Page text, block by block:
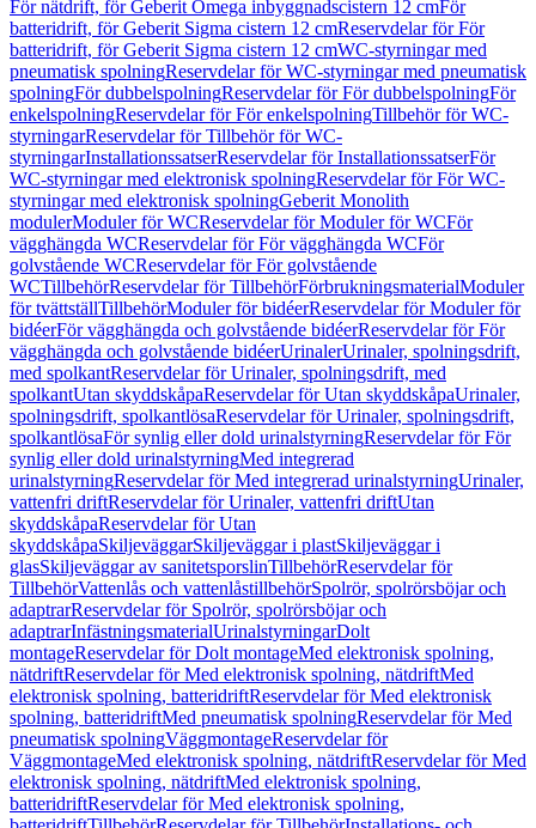
För nätdrift, för Geberit Omega inbyggnadscistern 12 cmFör
batteridrift, för Geberit Sigma cistern 12 cmReservdelar för För
batteridrift, för Geberit Sigma cistern 12 cmWC-styrningar med
pneumatisk spolningReservdelar för WC-styrningar med pneumatisk
spolningFör dubbelspolningReservdelar för För dubbelspolningFör
enkelspolningReservdelar för För enkelspolningTillbehör för WC-
styrningarReservdelar för Tillbehör för WC-
styrningarInstallationssatserReservdelar för InstallationssatserFör
WC-styrningar med elektronisk spolningReservdelar för För WC-
styrningar med elektronisk spolningGeberit Monolith
modulerModuler för WCReservdelar för Moduler för WCFör
vägghängda WCReservdelar för För vägghängda WCFör
golvstående WCReservdelar för För golvstående
WCTillbehörReservdelar för TillbehörFörbrukningsmaterialModuler
för tvättställTillbehörModuler för bidéerReservdelar för Moduler för
bidéerFör vägghängda och golvstående bidéerReservdelar för För
vägghängda och golvstående bidéerUrinalerUrinaler, spolningsdrift,
med spolkantReservdelar för Urinaler, spolningsdrift, med
spolkantUtan skyddskåpaReservdelar för Utan skyddskåpaUrinaler,
spolningsdrift, spolkantlösaReservdelar för Urinaler, spolningsdrift,
spolkantlösaFör synlig eller dold urinalstyrningReservdelar för För
synlig eller dold urinalstyrningMed integrerad
urinalstyrningReservdelar för Med integrerad urinalstyrningUrinaler,
vattenfri driftReservdelar för Urinaler, vattenfri driftUtan
skyddskåpaReservdelar för Utan
skyddskåpaSkiljeväggarSkiljeväggar i plastSkiljeväggar i
glasSkiljeväggar av sanitetsporslinTillbehörReservdelar för
TillbehörVattenlås och vattenlåstillbehörSpolrör, spolrörsböjar och
adaptrarReservdelar för Spolrör, spolrörsböjar och
adaptrarInfästningsmaterialUrinalstyrningarDolt
montageReservdelar för Dolt montageMed elektronisk spolning,
nätdriftReservdelar för Med elektronisk spolning, nätdriftMed
elektronisk spolning, batteridriftReservdelar för Med elektronisk
spolning, batteridriftMed pneumatisk spolningReservdelar för Med
pneumatisk spolningVäggmontageReservdelar för
VäggmontageMed elektronisk spolning, nätdriftReservdelar för Med
elektronisk spolning, nätdriftMed elektronisk spolning,
batteridriftReservdelar för Med elektronisk spolning,